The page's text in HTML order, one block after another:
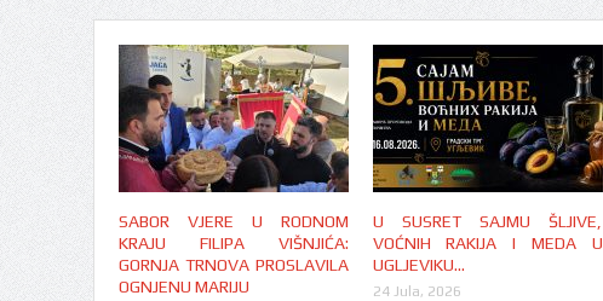
SABOR VJERE U RODNOM
KRAJU FILIPA VIŠNJIĆA:
GORNJA TRNOVA PROSLAVILA
OGNJENU MARIJU
U SUSRET SAJMU ŠLJIVE,
VOĆNIH RAKIJA I MEDA U
UGLJEVIKU…
24 Jula, 2026